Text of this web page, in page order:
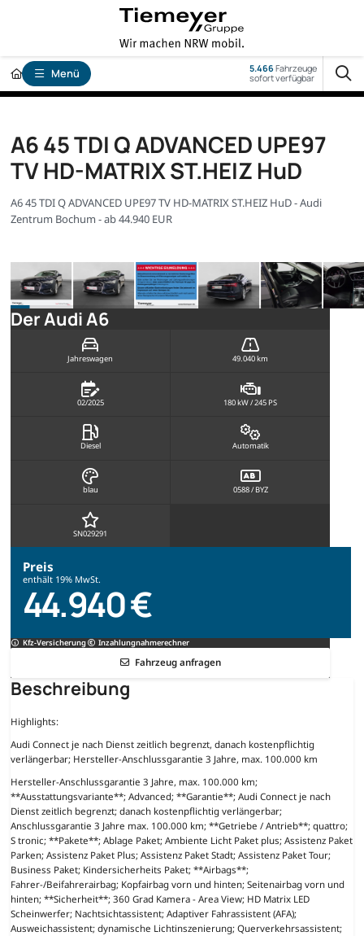
Menü 5.466Fahrzeuge
sofort verfügbar
A6 45 TDI Q ADVANCED UPE97
TV HD-MATRIX ST.HEIZ HuD
A6 45 TDI Q ADVANCED UPE97 TV HD-MATRIX ST.HEIZ HuD - Audi
Zentrum Bochum - ab 44.940 EUR
Der Audi A6
Jahreswagen 49.040 km
02/2025 180 kW / 245 PS
Diesel Automatik
blau 0588 / BYZ
SN029291
Preis
enthält 19% MwSt.
44.940 €
Kfz-Versicherung Inzahlungnahmerechner
Fahrzeug anfragen
Beschreibung
Highlights:
Audi Connect je nach Dienst zeitlich begrenzt, danach kostenpflichtig
verlängerbar; Hersteller-Anschlussgarantie 3 Jahre, max. 100.000 km
Hersteller-Anschlussgarantie 3 Jahre, max. 100.000 km;
**Ausstattungsvariante**; Advanced; **Garantie**; Audi Connect je nach
Dienst zeitlich begrenzt; danach kostenpflichtig verlängerbar;
Anschlussgarantie 3 Jahre max. 100.000 km; **Getriebe / Antrieb**; quattro;
S tronic; **Pakete**; Ablage Paket; Ambiente Licht Paket plus; Assistenz Paket
Parken; Assistenz Paket Plus; Assistenz Paket Stadt; Assistenz Paket Tour;
Business Paket; Kindersicherheits Paket; **Airbags**;
Fahrer-/Beifahrerairbag; Kopfairbag vorn und hinten; Seitenairbag vorn und
hinten; **Sicherheit**; 360 Grad Kamera - Area View; HD Matrix LED
Scheinwerfer; Nachtsichtassistent; Adaptiver Fahrassistent (AFA);
Ausweichassistent; dynamische Lichtinszenierung; Querverkehrsassistent;